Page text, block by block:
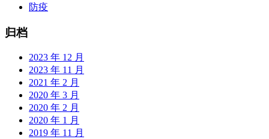
防疫
归档
2023 年 12 月
2023 年 11 月
2021 年 2 月
2020 年 3 月
2020 年 2 月
2020 年 1 月
2019 年 11 月